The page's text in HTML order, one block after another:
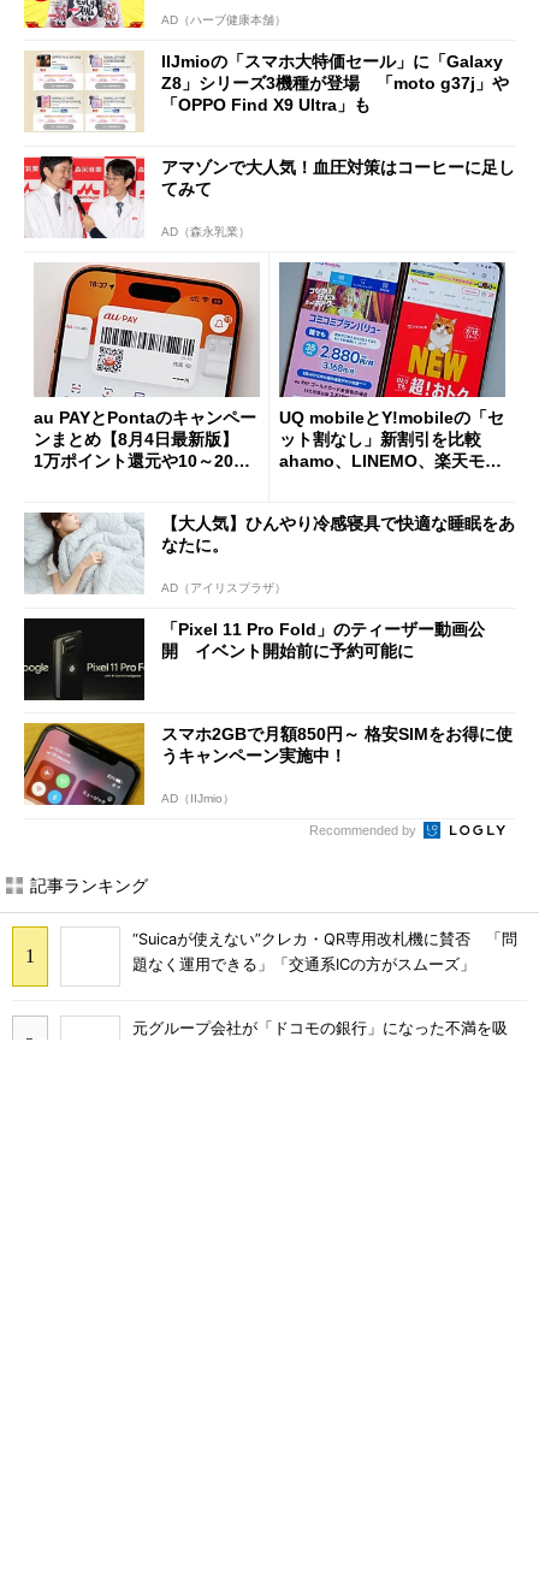
AD（ハーブ健康本舗）
IIJmioの「スマホ大特価セール」に「Galaxy
Z8」シリーズ3機種が登場 「moto g37j」や
「OPPO Find X9 Ultra」も
アマゾンで大人気！血圧対策はコーヒーに足し
てみて
AD（森永乳業）
au PAYとPontaのキャンペー
ンまとめ【8月4日最新版】
1万ポイント還元や10～20％
UQ mobileとY!mobileの「セ
ット割なし」新割引を比較
ahamo、LINEMO、楽天モバ
【大人気】ひんやり冷感寝具で快適な睡眠をあ
なたに。
AD（アイリスプラザ）
「Pixel 11 Pro Fold」のティーザー動画公
開 イベント開始前に予約可能に
スマホ2GBで月額850円～ 格安SIMをお得に使
うキャンペーン実施中！
AD（IIJmio）
Recommended by
記事ランキング
“Suicaが使えない”クレカ・QR専用改札機に賛否 「問
題なく運用できる」「交通系ICの方がスムーズ」
元グループ会社が「ドコモの銀行」になった不満を吸